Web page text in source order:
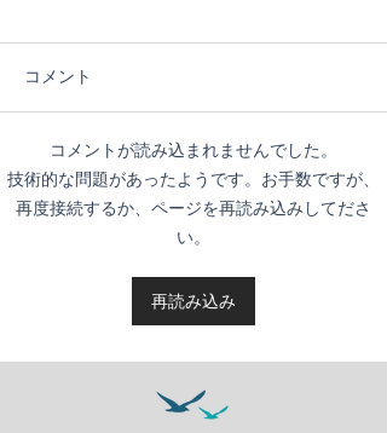
６日目！
コメント
コメントが読み込まれませんでした。
技術的な問題があったようです。お手数ですが、
再度接続するか、ページを再読み込みしてださ
い。
再読み込み